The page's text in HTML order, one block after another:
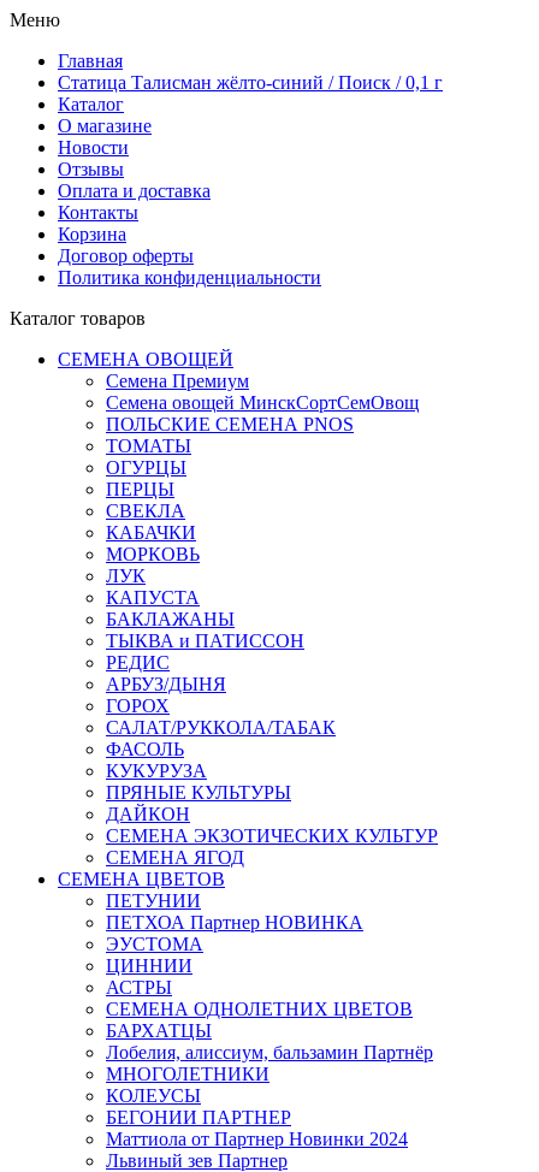
Меню
Главная
Статица Талисман жёлто-синий / Поиск / 0,1 г
Каталог
О магазине
Новости
Отзывы
Оплата и доставка
Контакты
Корзина
Договор оферты
Политика конфиденциальности
Каталог товаров
СЕМЕНА ОВОЩЕЙ
Семена Премиум
Семена овощей МинскСортСемОвощ
ПОЛЬСКИЕ СЕМЕНА PNOS
ТОМАТЫ
ОГУРЦЫ
ПЕРЦЫ
СВЕКЛА
КАБАЧКИ
МОРКОВЬ
ЛУК
КАПУСТА
БАКЛАЖАНЫ
ТЫКВА и ПАТИССОН
РЕДИС
АРБУЗ/ДЫНЯ
ГОРОХ
САЛАТ/РУККОЛА/ТАБАК
ФАСОЛЬ
КУКУРУЗА
ПРЯНЫЕ КУЛЬТУРЫ
ДАЙКОН
СЕМЕНА ЭКЗОТИЧЕСКИХ КУЛЬТУР
СЕМЕНА ЯГОД
СЕМЕНА ЦВЕТОВ
ПЕТУНИИ
ПЕТХОА Партнер НОВИНКА
ЭУСТОМА
ЦИННИИ
АСТРЫ
СЕМЕНА ОДНОЛЕТНИХ ЦВЕТОВ
БАРХАТЦЫ
Лобелия, алиссиум, бальзамин Партнёр
МНОГОЛЕТНИКИ
КОЛЕУСЫ
БЕГОНИИ ПАРТНЕР
Маттиола от Партнер Новинки 2024
Львиный зев Партнер